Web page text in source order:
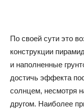
По своей сути это
конструкции
и наполненные
достичь эффекта
солнцем, несмотря
другом. Наиболее